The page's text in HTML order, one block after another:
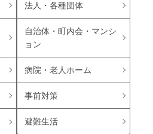
法人・各種団体
自治体・町内会・マンシ
ョン
病院・老人ホーム
事前対策
避難生活